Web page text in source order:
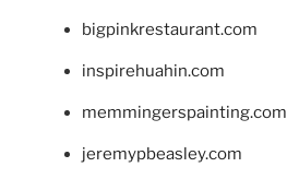
bigpinkrestaurant.com
inspirehuahin.com
memmingerspainting.com
jeremypbeasley.com